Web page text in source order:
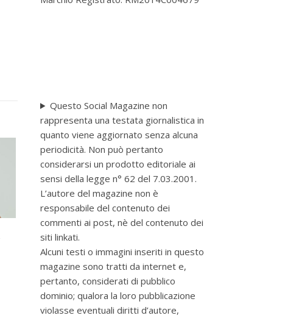
Questo Social Magazine non
rappresenta una testata giornalistica in
quanto viene aggiornato senza alcuna
periodicità. Non può pertanto
considerarsi un prodotto editoriale ai
sensi della legge n° 62 del 7.03.2001.
L’autore del magazine non è
responsabile del contenuto dei
commenti ai post, nè del contenuto dei
siti linkati.
Alcuni testi o immagini inseriti in questo
magazine sono tratti da internet e,
pertanto, considerati di pubblico
dominio; qualora la loro pubblicazione
violasse eventuali diritti d’autore,